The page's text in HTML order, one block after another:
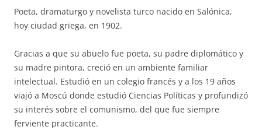
Poeta, dramaturgo y novelista turco nacido en Salónica,
hoy ciudad griega, en 1902.
Gracias a que su abuelo fue poeta, su padre diplomático y
su madre pintora, creció en un ambiente familiar
intelectual. Estudió en un colegio francés y a los 19 años
viajó a Moscú donde estudió Ciencias Políticas y profundizó
su interés sobre el comunismo, del que fue siempre
ferviente practicante.